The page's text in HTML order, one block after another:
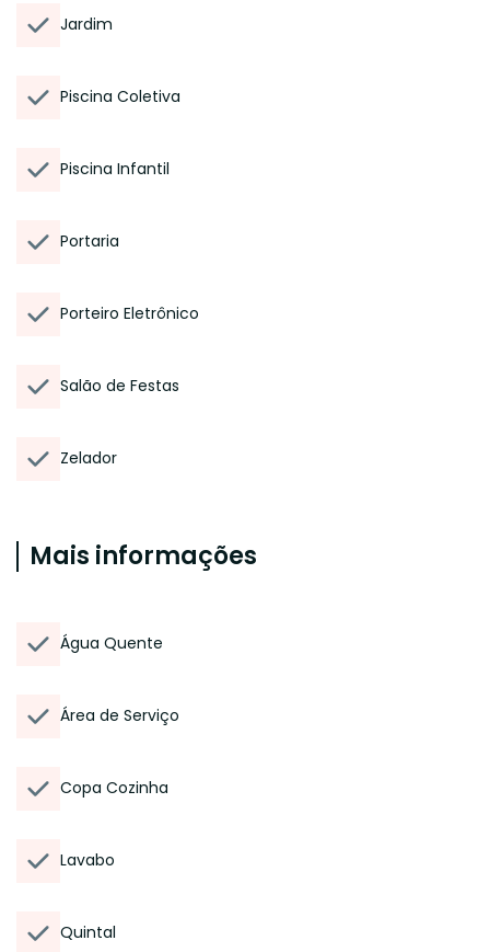
Jardim
Piscina Coletiva
Piscina Infantil
Portaria
Porteiro Eletrônico
Salão de Festas
Zelador
Mais informações
Água Quente
Área de Serviço
Copa Cozinha
Lavabo
Quintal